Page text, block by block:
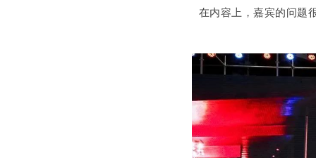
在内容上，嘉宾的问题